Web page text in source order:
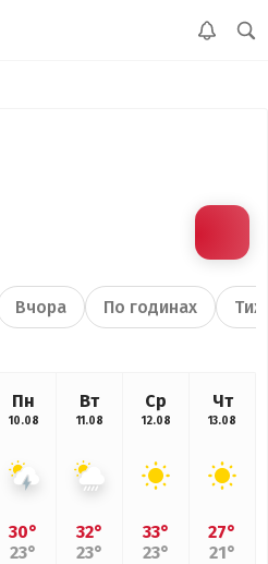
Вчора По годинах
Пн
10.08
30°
23°
Вт
11.08
32°
23°
Ср
12.08
33°
23°
Чт
13.08
27°
21°